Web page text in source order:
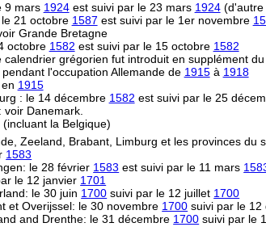
9 mars 1924est suivi par le 23 mars 1924(d'autre
21 octobre 1587 est suivi par le 1er novembre
Grande Bretagne
octobre 1582 est suivi par le 15 octobre 1582
calendrier grégorien fut introduit en supplément
l'occupation Allemande de 1915à 1918
1915
: le 14 décembre 1582 est suivi par le 25
voir Danemark.
(incluant la Belgique)
Zeeland, Brabant, Limburg et les provinces du
1583
le 28 février 1583 est suivi par le 11 mars
le 12 janvier 1701
le 30 juin 1700 suivi par le 12 juillet 1700
et Overijssel: le 30 novembre 1700 suivi par le 12
and Drenthe: le 31 décembre 1700 suivi par le